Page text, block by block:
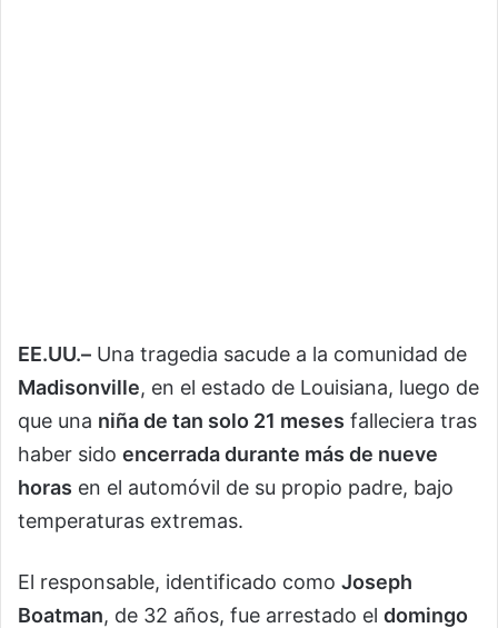
EE.UU.– Una tragedia sacude a la comunidad de
Madisonville, en el estado de Louisiana, luego de
que una niña de tan solo 21 meses falleciera tras
haber sido encerrada durante más de nueve
horas en el automóvil de su propio padre, bajo
temperaturas extremas.
El responsable, identificado como Joseph
Boatman, de 32 años, fue arrestado el domingo